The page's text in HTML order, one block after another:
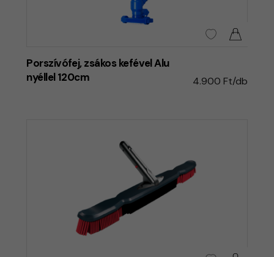
Porszívófej, zsákos kefével Alu
nyéllel 120cm
4.900 Ft/db